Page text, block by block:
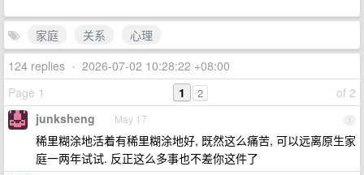
家庭 关系
心理
124 replies • 2026-07-02 10:28:22 +08:00
Page 1
of 2
1 2
1
junksheng May 17
稀里糊涂地活着有稀里糊涂地好, 既然这么痛苦, 可以远离原生家
庭一两年试试. 反正这么多事也不差你这件了